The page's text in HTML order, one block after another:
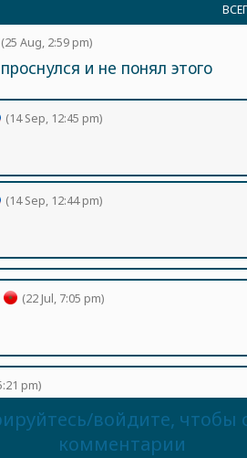
pm)
(22 Jul, 7:05 pm)
(25 Aug, 2:59 pm)
и не понял этого
(14 Sep, 12:45 pm)
(14 Sep, 12:44 pm)
войдите, чтобы
комментарии